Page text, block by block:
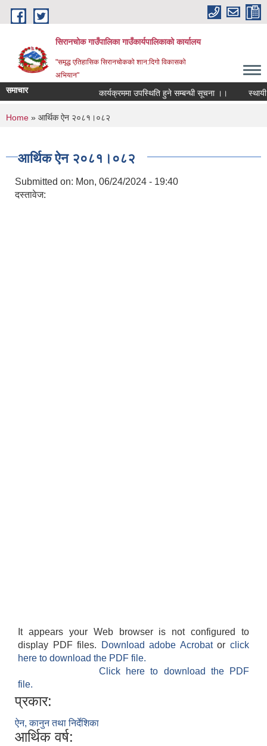
Skip to main content
सिरानचोक गाउँपालिका गाउँकार्यपालिकाको कार्यालय
"समृद्ध एतिहासिक सिरानचोकको शान:दिगो विकासको
अभियान"
समाचार कार्यक्रममा उपस्थिति हुने सम्बन्धी सूचना ।। स्थायी
You are here
Home » आर्थिक ऐन २०८१।०८२
आर्थिक ऐन २०८१।०८२
Submitted on: Mon, 06/24/2024 - 19:40
दस्तावेज:
It appears your Web browser is not configured to
display PDF files.
Download adobe Acrobatorclick
here to download the PDF file.
Click here to download the PDF
file.
प्रकार:
ऐन, कानुन तथा निर्देशिका
आर्थिक वर्ष: